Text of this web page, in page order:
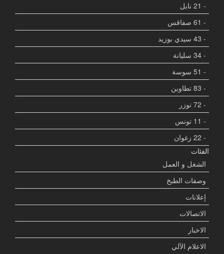
- 21 نابل
- 61 صفاقس
- 43 سيدي بوزيد
- 34 سليانة
- 51 سوسة
- 83 تطاوين
- 72 توزر
- 11 تونس
- 22 زغوان
الفئات
الشغل و العمل
وصفات الطبخ
إعلانات
الاتصالات
الاخبار
الاعلام الآلي